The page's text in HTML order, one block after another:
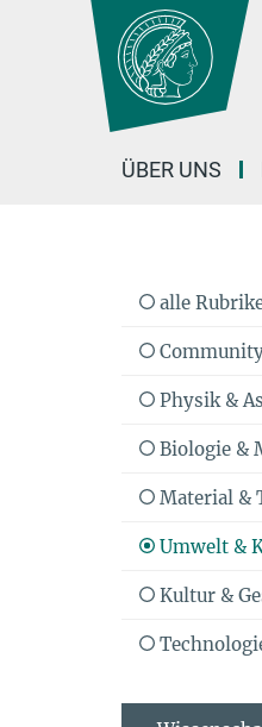
Hauptinhalt
ÜBER UNS
alle
Physik &
Biologie &
Material &
Umwelt &
Kultur &